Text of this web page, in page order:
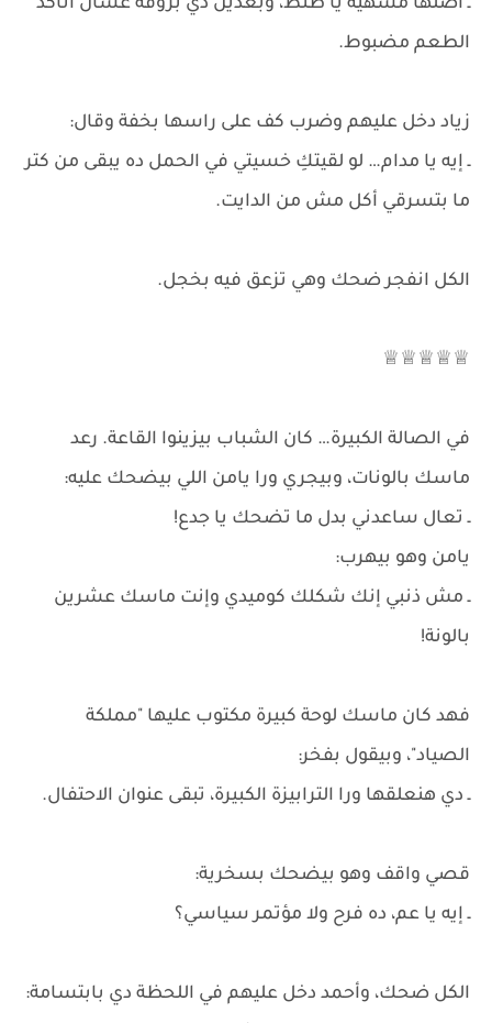
ـ أصلها مشهية يا طنط، وبعدين دي بروڤة عشان أتأكد
الطعم مضبوط.
زياد دخل عليهم وضرب كف على راسها بخفة وقال:
ـ إيه يا مدام… لو لقيتكِ خسيتي في الحمل ده يبقى من كتر
ما بتسرقي أكل مش من الدايت.
الكل انفجر ضحك وهي تزعق فيه بخجل.
♕♕♕♕♕
في الصالة الكبيرة… كان الشباب بيزينوا القاعة. رعد
ماسك بالونات، وبيجري ورا يامن اللي بيضحك عليه:
ـ تعال ساعدني بدل ما تضحك يا جدع!
يامن وهو بيهرب:
ـ مش ذنبي إنك شكلك كوميدي وإنت ماسك عشرين
بالونة!
فهد كان ماسك لوحة كبيرة مكتوب عليها "مملكة
الصياد"، وبيقول بفخر:
ـ دي هنعلقها ورا الترابيزة الكبيرة، تبقى عنوان الاحتفال.
قصي واقف وهو بيضحك بسخرية:
ـ إيه يا عم، ده فرح ولا مؤتمر سياسي؟
الكل ضحك، وأحمد دخل عليهم في اللحظة دي بابتسامة: